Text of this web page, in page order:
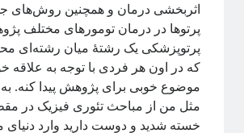
یادگیری ماشین
دسته‌ها
آموزش ریاضی
آموزشی
اثربخشی درمان و همچنین روش‌های
پرتوها در درمان تومورهای مختلف
پرتوپزشکی یک رشتهٔ میان رشته‌ای
که در اون هر فردی با توجه به علاقه
موضوع خوبی برای پژوهش پیدا کنه. به
مثل من از مباحث تئوری فیزیک در
خسته شدید و دوست دارید وارد دنیای